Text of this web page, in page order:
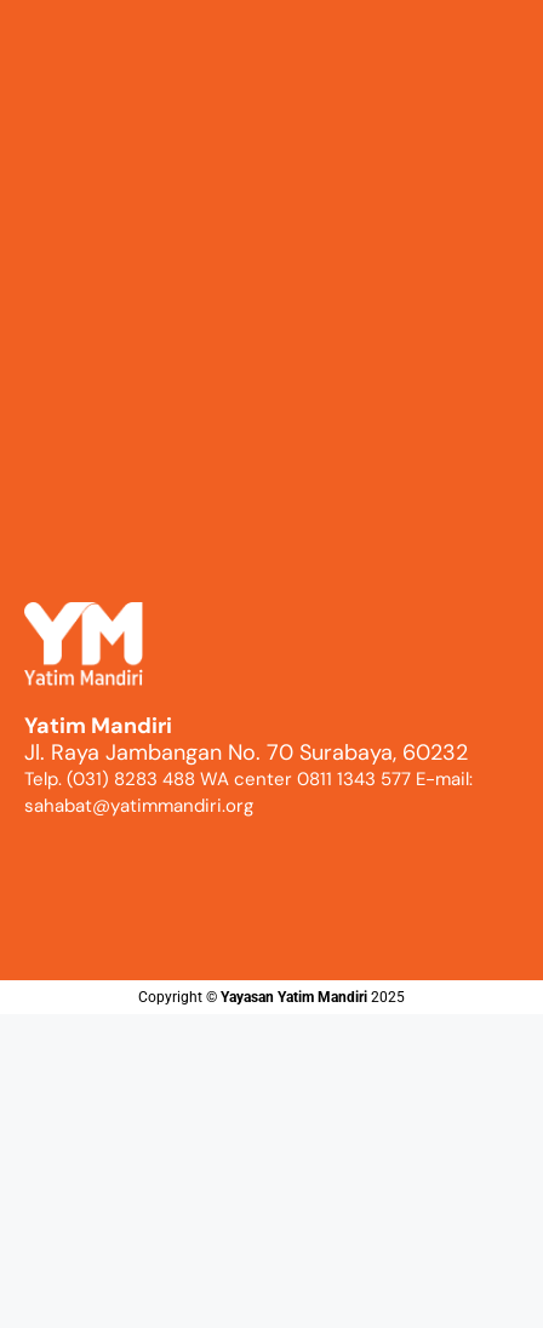
Yatim Mandiri
Jl. Raya Jambangan No. 70 Surabaya, 60232
Telp. (031) 8283 488 WA center 0811 1343 577 E-mail:
sahabat@yatimmandiri.org
Copyright ©️ Yayasan Yatim Mandiri 2025